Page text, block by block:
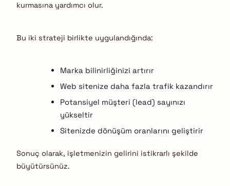
kurmasına yardımcı olur.
Bu iki strateji birlikte uygulandığında:
Marka bilinirliğinizi artırır
Web sitenize daha fazla trafik kazandırır
Potansiyel müşteri (lead) sayınızı
yükseltir
Sitenizde dönüşüm oranlarını geliştirir
Sonuç olarak, işletmenizin gelirini istikrarlı şekilde
büyütürsünüz.